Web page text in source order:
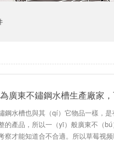
廣東不鏽鋼水槽生產廠家
鋼水槽也與其（qí）它物品一樣，
的產品，所以一（yī）般廣東不（
察才能知道合不合適。所以草莓视